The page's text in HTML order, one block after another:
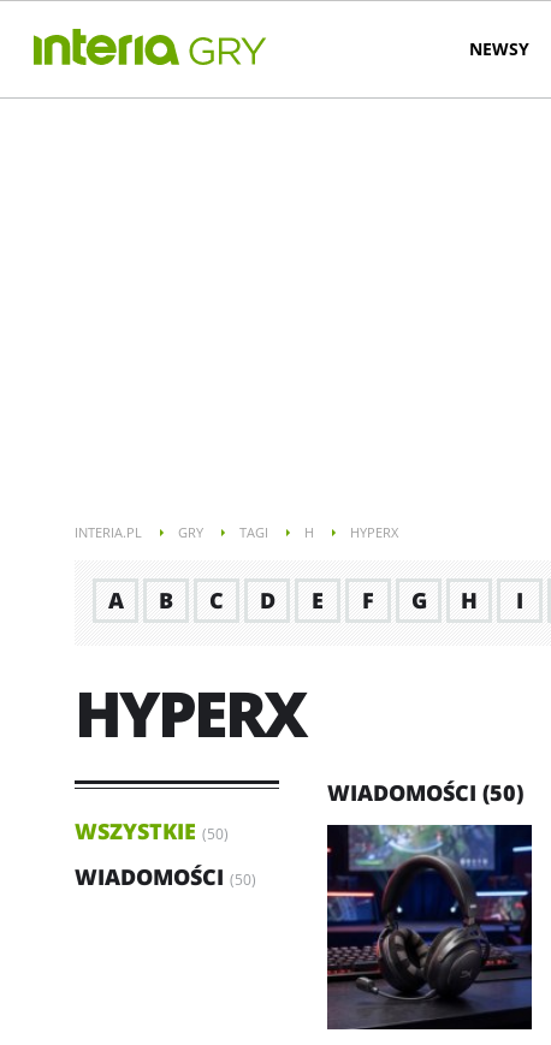
NEWSY
INTERIA.PL GRY TAGI H HYPERX
A B C D E F G H I
HYPERX
WSZYSTKIE (50)
WIADOMOŚCI (50)
WIADOMOŚCI (50)